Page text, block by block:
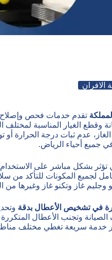
الافران
تقدم خدمات فحص وإصلاح
وقطع الغيار المناسبة
عدم ثبات درجة الحرارة أو
في جميع أحياء الرياض.
تؤثر بشكل مباشر على
لجميع المكونات للتأكد من
وجليم غاز وتكنو غاز وغيرها من
في تشخيص الأعطال بدقة
الصيانة وتجنب الأعطال
خدمة سريعة تغطي مختلف مناطق